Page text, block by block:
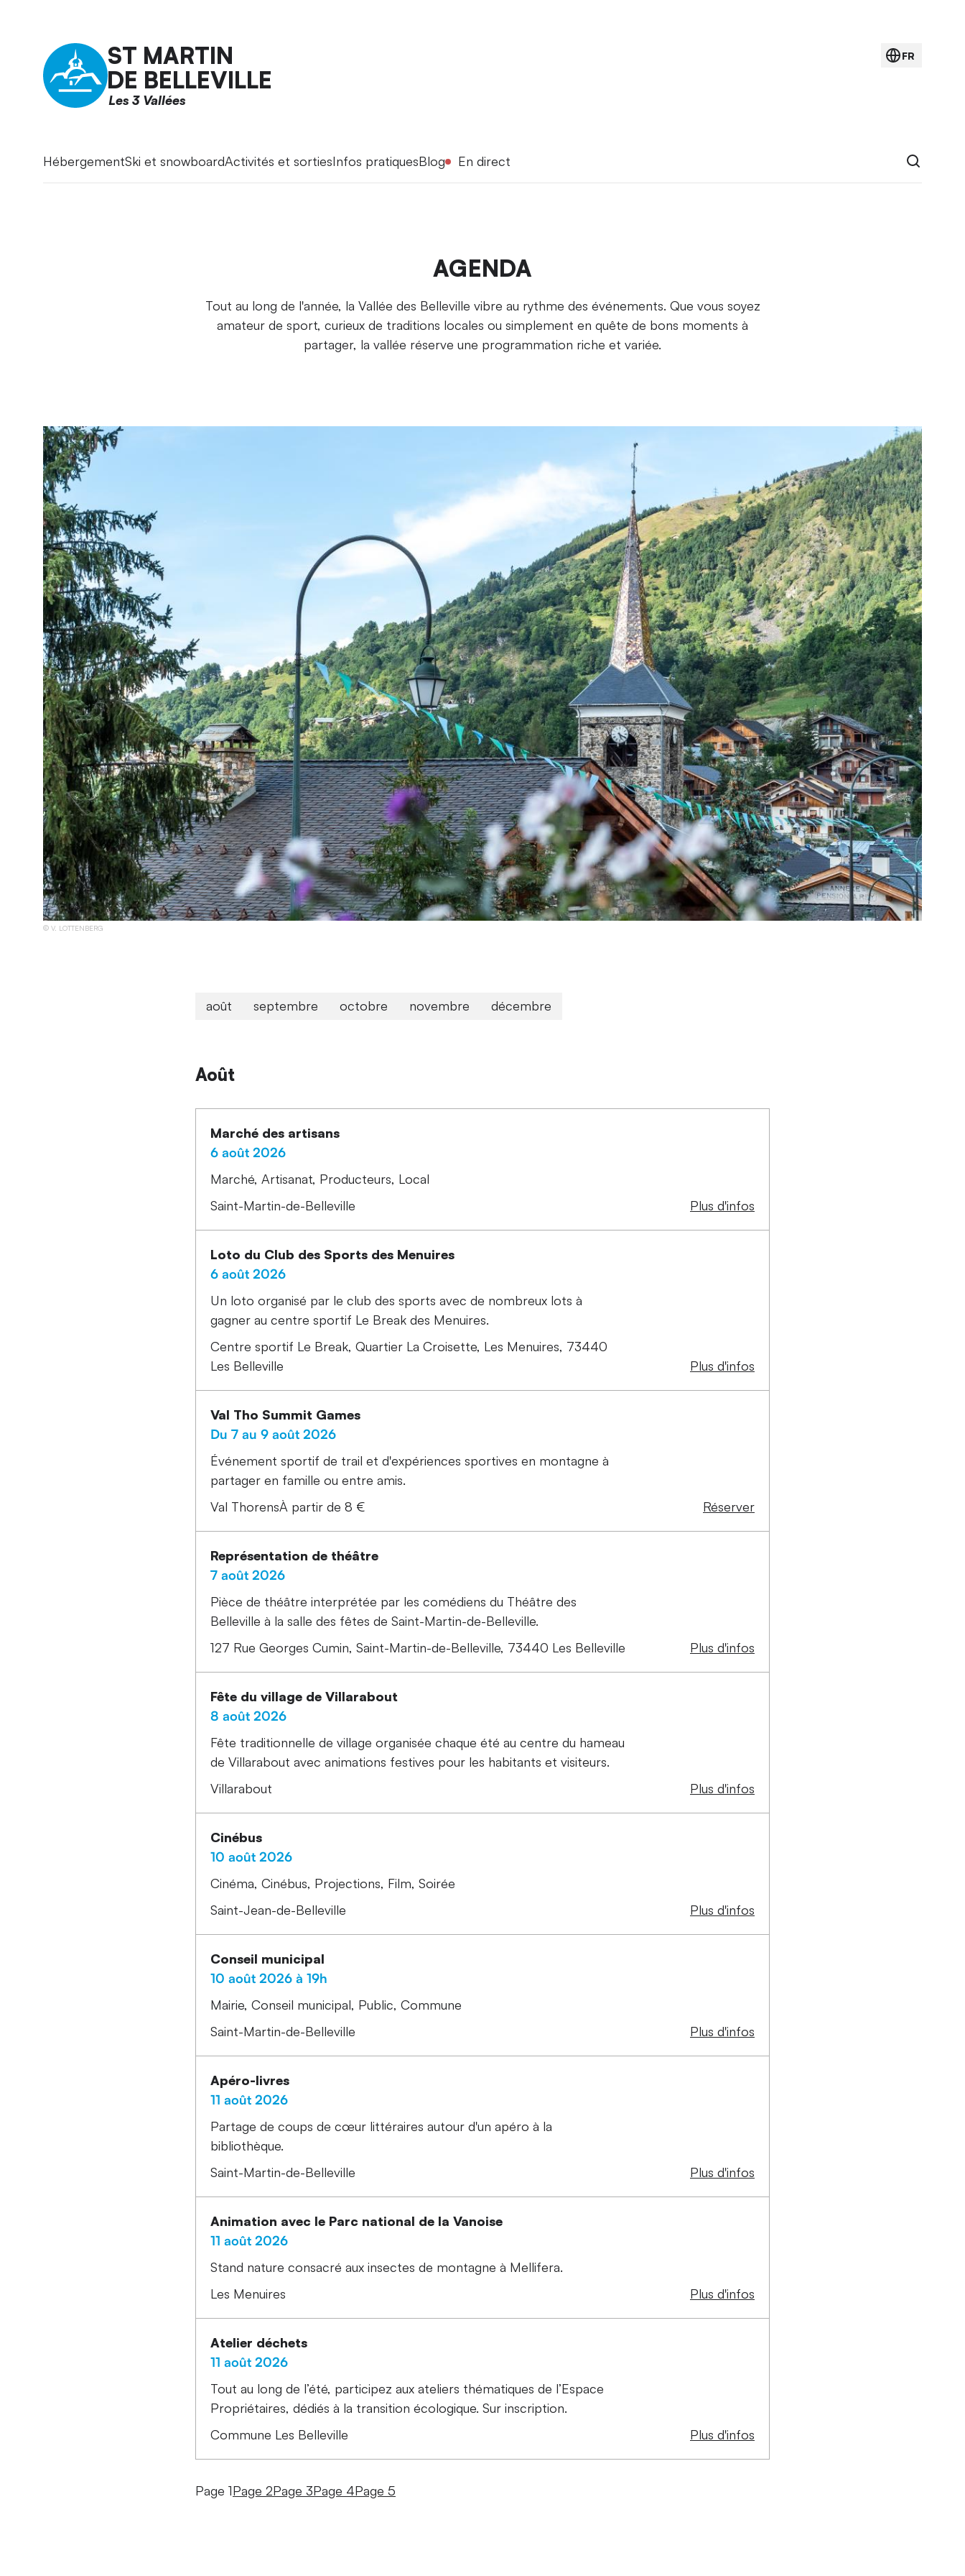
ST MARTIN
DE BELLEVILLE
Les 3 Vallées
FR
HébergementSki et snowboardActivités et sortiesInfos pratiquesBlog En direct
AGENDA
Tout au long de l'année, la Vallée des Belleville vibre au rythme des événements. Que vous soyez
amateur de sport, curieux de traditions locales ou simplement en quête de bons moments à
partager, la vallée réserve une programmation riche et variée.
V. LOTTENBERG
août septembre octobre novembre décembre
Août
Marché des artisans
6 août 2026
Marché Artisanat Producteurs Local
Saint-Martin-de-Belleville
Plus d'infos
Loto du Club des Sports des Menuires
6 août 2026
Un loto organisé par le club des sports avec de nombreux lots à
gagner au centre sportif Le Break des Menuires.
Centre sportif Le Break, Quartier La Croisette, Les Menuires, 73440
Les Belleville
Plus d'infos
Val Tho Summit Games
Du 7 au 9 août 2026
Événement sportif de trail et d'expériences sportives en montagne à
partager en famille ou entre amis.
Val ThorensÀ partir de 8 € Réserver
Représentation de théâtre
7 août 2026
Pièce de théâtre interprétée par les comédiens du Théâtre des
Belleville à la salle des fêtes de Saint-Martin-de-Belleville.
127 Rue Georges Cumin, Saint-Martin-de-Belleville, 73440 Les Belleville
Plus d'infos
Fête du village de Villarabout
8 août 2026
Fête traditionnelle de village organisée chaque été au centre du hameau
de Villarabout avec animations festives pour les habitants et visiteurs.
Villarabout
Plus d'infos
Cinébus
10 août 2026
Cinéma Cinébus Projections Film Soirée
Saint-Jean-de-Belleville
Plus d'infos
Conseil municipal
10 août 2026 à 19h
Mairie Conseil municipal Public Commune
Saint-Martin-de-Belleville
Plus d'infos
Apéro-livres
11 août 2026
Partage de coups de cœur littéraires autour d'un apéro à la
bibliothèque.
Saint-Martin-de-Belleville
Plus d'infos
Animation avec le Parc national de la Vanoise
11 août 2026
Stand nature consacré aux insectes de montagne à Mellifera.
Les Menuires
Plus d'infos
Atelier déchets
11 août 2026
Tout au long de l’été, participez aux ateliers thématiques de l’Espace
Propriétaires, dédiés à la transition écologique. Sur inscription.
Commune Les Belleville
Plus d'infos
Page 1Page 2Page 3Page 4Page 5